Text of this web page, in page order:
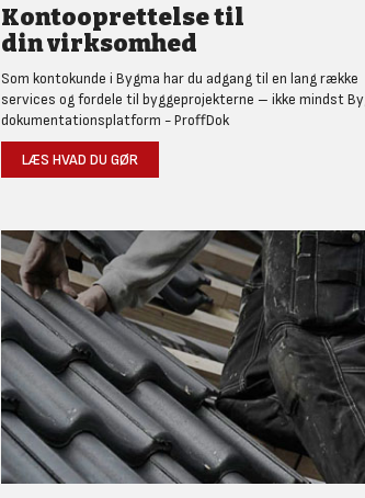
Kontooprettelse til
din virksomhed
Som kontokunde i Bygma har du adgang til en lang række
services og fordele til byggeprojekterne – ikke mindst
dokumentationsplatform - ProffDok
LÆS HVAD DU GØR